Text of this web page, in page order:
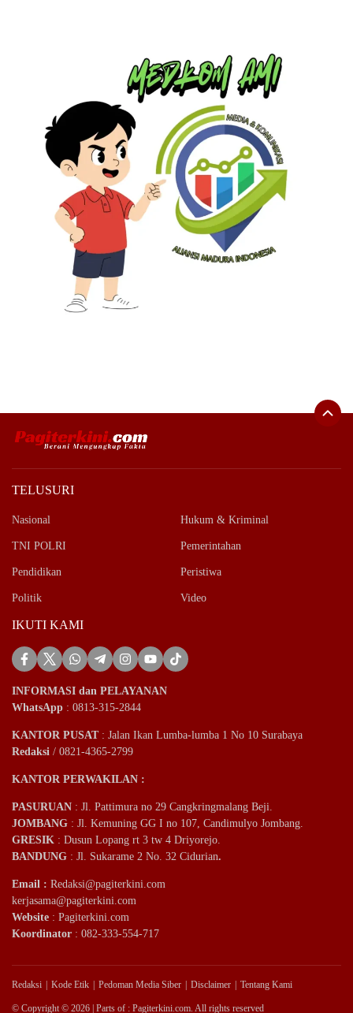
TELUSURI
Nasional Hukum & Kriminal
TNI POLRI Pemerintahan
Pendidikan Peristiwa
Politik Video
IKUTI KAMI
INFORMASI dan PELAYANAN
WhatsApp : 0813-315-2844
KANTOR PUSAT: Jalan Ikan Lumba-lumba 1 No 10 Surabaya
Redaksi / 0821-4365-2799
KANTOR PERWAKILAN :
PASURUAN : Jl. Pattimura no 29 Cangkringmalang Beji.
JOMBANG : Jl. Kemuning GG I no 107, Candimulyo Jombang.
GRESIK : Dusun Lopang rt 3 tw 4 Driyorejo.
BANDUNG : Jl. Sukarame 2 No. 32 Cidurian.
Email : Redaksi@pagiterkini.com
kerjasama@pagiterkini.com
Website : Pagiterkini.com
Koordinator : 082-333-554-717
Redaksi Kode Etik Pedoman Media Siber Disclaimer Tentang Kami
© Copyright © 2026 | Parts of : Pagiterkini.com. All rights reserved